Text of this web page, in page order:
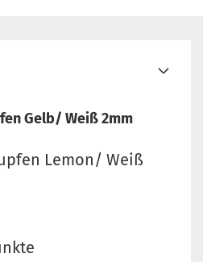
Gelb/ Weiß 2mm
Lemon/ Weiß